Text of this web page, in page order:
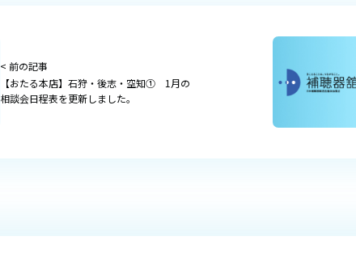
< 前の記事
【おたる本店】石狩・後志・空知① 1月の
相談会日程表を更新しました。